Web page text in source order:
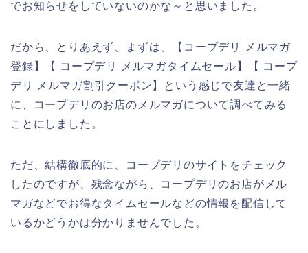
でお知らせをしていないのかな～と思いました。
だから、とりあえず、まずは、【コープデリ メルマガ
登録】【 コープデリ メルマガタイムセール】【 コープ
デリ メルマガ割引クーポン】という感じで友達と一緒
に、コープデリのお店のメルマガについて調べてみる
ことにしました。
ただ、結構徹底的に、コープデリのサイトをチェック
したのですが、残念ながら、コープデリのお店がメル
マガなどでお得なタイムセールなどの情報を配信して
いるかどうかは分かりませんでした。